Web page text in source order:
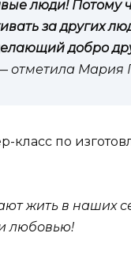
люди! Потому
за других
делающий добро
отметила Мария
класс по
жить в наших
любовью!